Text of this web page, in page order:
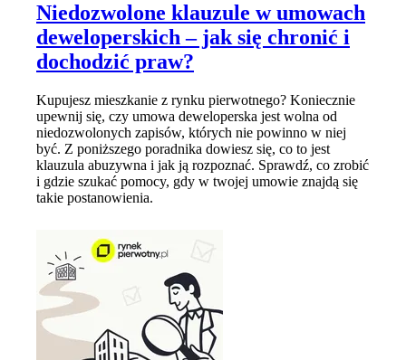
Niedozwolone klauzule w umowach
deweloperskich – jak się chronić i
dochodzić praw?
Kupujesz mieszkanie z rynku pierwotnego? Koniecznie
upewnij się, czy umowa deweloperska jest wolna od
niedozwolonych zapisów, których nie powinno w niej
być. Z poniższego poradnika dowiesz się, co to jest
klauzula abuzywna i jak ją rozpoznać. Sprawdź, co zrobić
i gdzie szukać pomocy, gdy w twojej umowie znajdą się
takie postanowienia.